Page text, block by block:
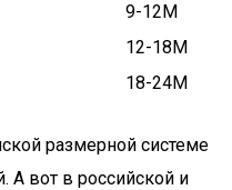
9-12M
12-18M
18-24M
размерной системе
А вот в российской и